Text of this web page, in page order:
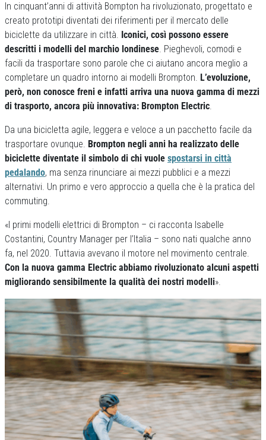
In cinquant’anni di attività Bompton ha rivoluzionato, progettato e
creato prototipi diventati dei riferimenti per il mercato delle
biciclette da utilizzare in città. Iconici, così possono essere
descritti i modelli del marchio londinese. Pieghevoli, comodi e
facili da trasportare sono parole che ci aiutano ancora meglio a
completare un quadro intorno ai modelli Brompton. L’evoluzione,
però, non conosce freni e infatti arriva una nuova gamma di mezzi
di trasporto, ancora più innovativa: Brompton Electric.
Da una bicicletta agile, leggera e veloce a un pacchetto facile da
trasportare ovunque. Brompton negli anni ha realizzato delle
biciclette diventate il simbolo di chi vuole spostarsi in città
pedalando, ma senza rinunciare ai mezzi pubblici e a mezzi
alternativi. Un primo e vero approccio a quella che è la pratica del
commuting.
«I primi modelli elettrici di Brompton – ci racconta Isabelle
Costantini, Country Manager per l’Italia – sono nati qualche anno
fa, nel 2020. Tuttavia avevano il motore nel movimento centrale.
Con la nuova gamma Electric abbiamo rivoluzionato alcuni aspetti
migliorando sensibilmente la qualità dei nostri modelli».